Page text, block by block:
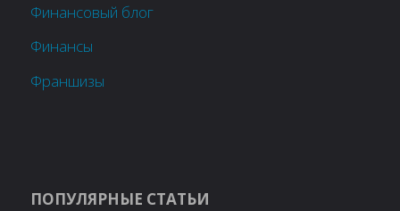
Финансовый блог
Финансы
Франшизы
ПОПУЛЯРНЫЕ СТАТЬИ